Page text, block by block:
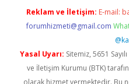
Reklam ve İletişim: E-mail:
forumhizmeti@gmail.com
Yasal Uyarı: Sitemiz, 5651
ve İletişim Kurumu (BTK)
olarak hizmet vermektedir. Bu